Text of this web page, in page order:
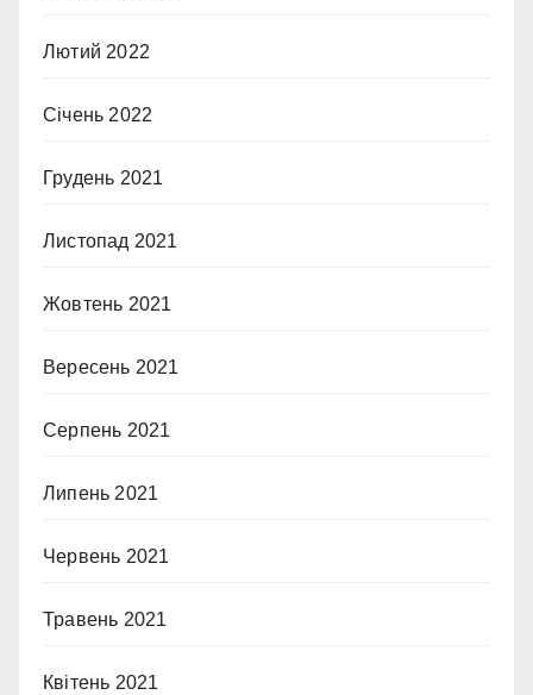
Лютий 2022
Січень 2022
Грудень 2021
Листопад 2021
Жовтень 2021
Вересень 2021
Серпень 2021
Липень 2021
Червень 2021
Травень 2021
Квітень 2021